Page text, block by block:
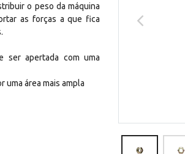
o peso da máquina
as forças a que fica
ser apertada com uma
uma área mais ampla